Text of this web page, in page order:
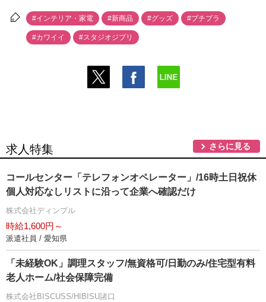
#インテリア・家電 #新商品 #グッズ #プチプラ
#カワイイ #スタジオジブリ
求人特集 さらに見る
コールセンター「テレフォンオペレーター」/16時土日祝休
個人対応なしリストに沿って企業へ確認だけ
株式会社ディンプル
時給1,600円～
派遣社員 / 愛知県
「未経験OK」調理スタッフ/無資格可/日勤のみ/住宅型有料
老人ホーム/社会保障完備
株式会社BISCUSS/HIBISU諸口